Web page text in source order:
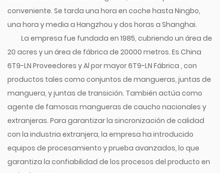
conveniente. Se tarda una hora en coche hasta Ningbo,
una hora y media a Hangzhou y dos horas a Shanghai.
La empresa fue fundada en 1985, cubriendo un área de
20 acres y un área de fábrica de 20000 metros. Es China
6T9-LN Proveedores yAl por mayor 6T9-LN Fábrica , con
productos tales como conjuntos de mangueras, juntas de
manguera, y juntas de transición. También actúa como
agente de famosas mangueras de caucho nacionales y
extranjeras. Para garantizar la sincronización de calidad
con la industria extranjera, la empresa ha introducido
equipos de procesamiento y prueba avanzados, lo que
garantiza la confiabilidad de los procesos del producto en